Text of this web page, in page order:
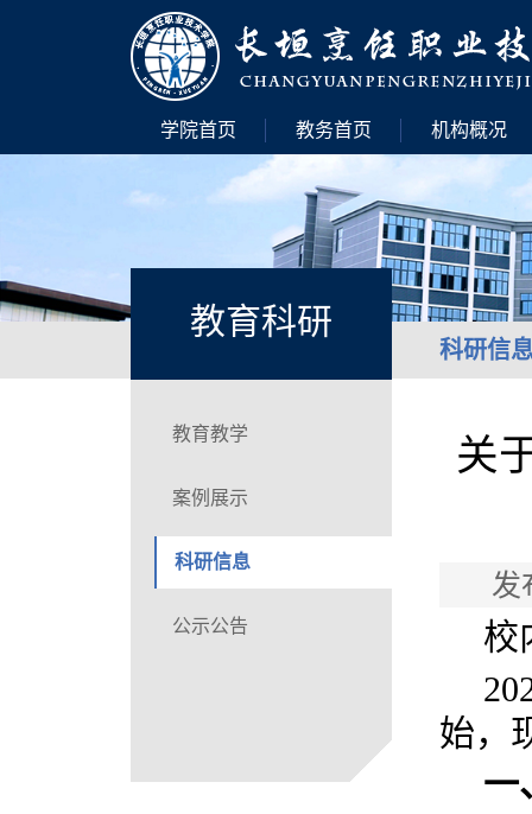
学院首页 教务首页 机构概况
教育科研
科研信
教育教学
案例展示
科研信息
公示公告
关
发
校
始，
一